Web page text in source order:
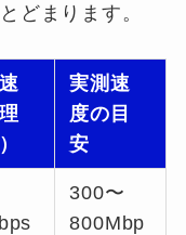
どまります。
実測速
度の目
安
300〜
800Mbp